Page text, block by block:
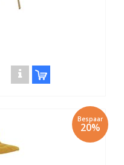
Bespaar
20%